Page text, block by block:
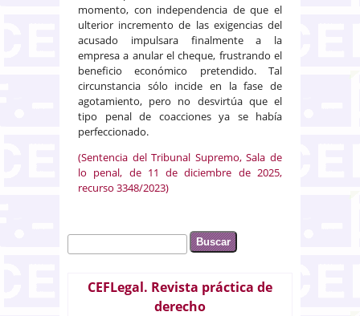
momento, con independencia de que el
ulterior incremento de las exigencias del
acusado impulsara finalmente a la
empresa a anular el cheque, frustrando el
beneficio económico pretendido. Tal
circunstancia sólo incide en la fase de
agotamiento, pero no desvirtúa que el
tipo penal de coacciones ya se había
perfeccionado.
(Sentencia del Tribunal Supremo, Sala de
lo penal, de 11 de diciembre de 2025,
recurso 3348/2023)
Formulario de búsqueda
Buscar
CEFLegal. Revista práctica de
derecho